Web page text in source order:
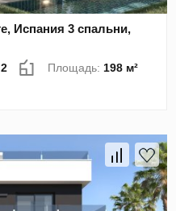
Испания 3 спальни,
2 Площадь: 198 м²